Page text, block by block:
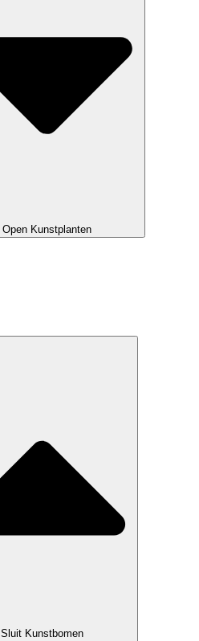
Open Kunstplanten
Sluit Kunstbomen